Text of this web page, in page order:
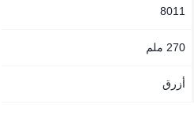
8011
270 ملم
أزرق